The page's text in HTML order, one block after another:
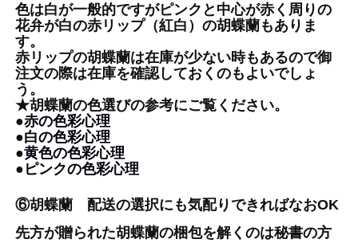
色は白が一般的ですがピンクと中心が赤く周りの
花弁が白の赤リップ（紅白）の胡蝶蘭もありま
す。
赤リップの胡蝶蘭は在庫が少ない時もあるので御
注文の際は在庫を確認しておくのもよいでしょ
う。
★胡蝶蘭の色選びの参考にご覧ください。
●赤の色彩心理
●白の色彩心理
●黄色の色彩心理
● ピンクの色彩心理
⑥胡蝶蘭 配送の選択にも気配りできればなおOK
先方が贈られた胡蝶蘭の梱包を解くのは秘書の方